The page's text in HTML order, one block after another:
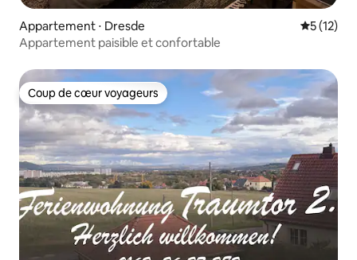
Appartement ⋅ Dresde
5 (12)
Appartement paisible et confortable
Coup de cœur voyageurs
Coup de cœur voyageurs